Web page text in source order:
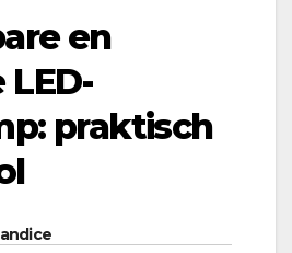
en
praktisch